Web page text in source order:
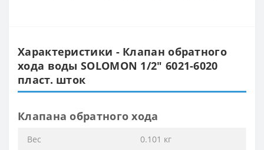
Характеристики - Клапан обратного
хода воды SOLOMON 1/2″ 6021-6020
пласт. шток
Клапана обратного хода
Вес 0.101 кг